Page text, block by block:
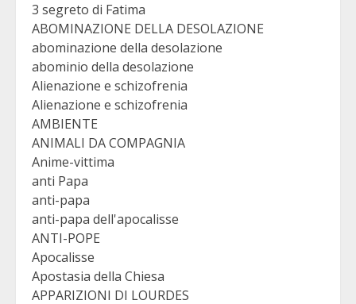
3 segreto di Fatima
ABOMINAZIONE DELLA DESOLAZIONE
abominazione della desolazione
abominio della desolazione
Alienazione e schizofrenia
Alienazione e schizofrenia
AMBIENTE
ANIMALI DA COMPAGNIA
Anime-vittima
anti Papa
anti-papa
anti-papa dell'apocalisse
ANTI-POPE
Apocalisse
Apostasia della Chiesa
APPARIZIONI DI LOURDES